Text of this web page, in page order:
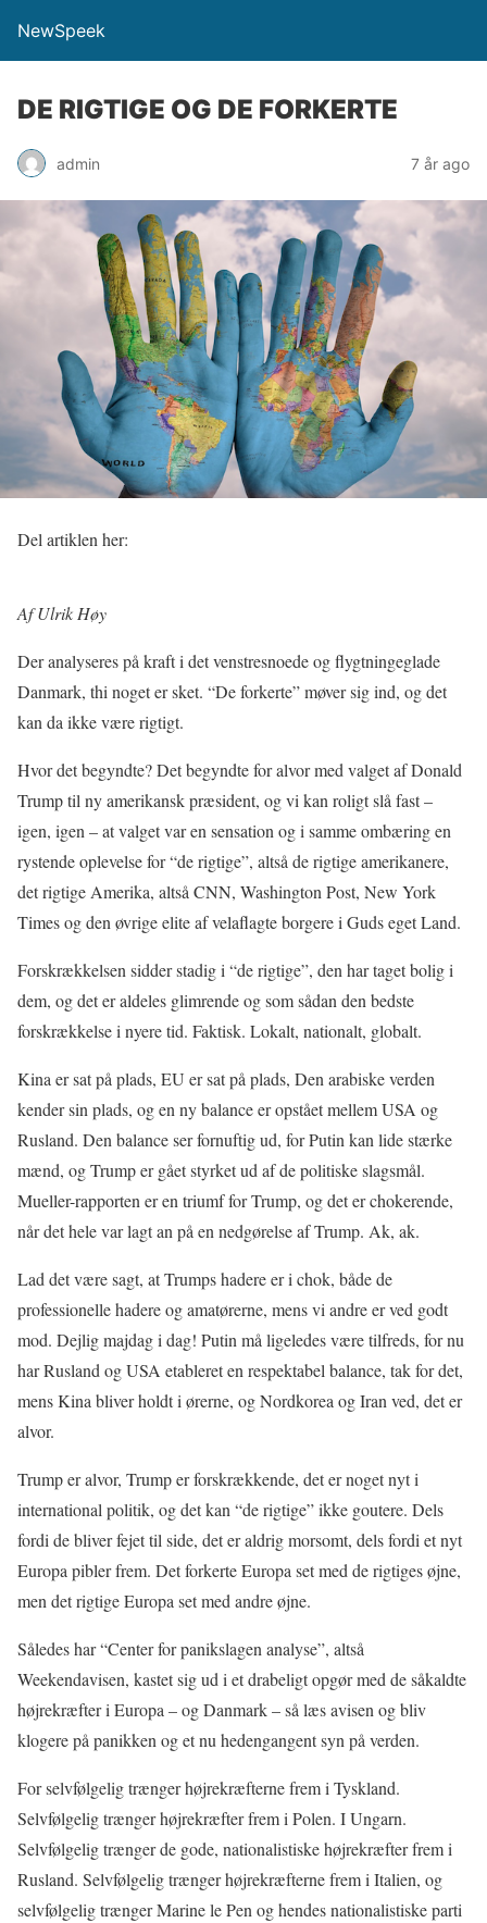
NewSpeek
DE RIGTIGE OG DE FORKERTE
admin 7 år ago
Del artiklen her:
Af Ulrik Høy
Der analyseres på kraft i det venstresnoede og flygtningeglade
Danmark, thi noget er sket. “De forkerte” møver sig ind, og det
kan da ikke være rigtigt.
Hvor det begyndte? Det begyndte for alvor med valget af Donald
Trump til ny amerikansk præsident, og vi kan roligt slå fast –
igen, igen – at valget var en sensation og i samme ombæring en
rystende oplevelse for “de rigtige”, altså de rigtige amerikanere,
det rigtige Amerika, altså CNN, Washington Post, New York
Times og den øvrige elite af velaflagte borgere i Guds eget Land.
Forskrækkelsen sidder stadig i “de rigtige”, den har taget bolig i
dem, og det er aldeles glimrende og som sådan den bedste
forskrækkelse i nyere tid. Faktisk. Lokalt, nationalt, globalt.
Kina er sat på plads, EU er sat på plads, Den arabiske verden
kender sin plads, og en ny balance er opstået mellem USA og
Rusland. Den balance ser fornuftig ud, for Putin kan lide stærke
mænd, og Trump er gået styrket ud af de politiske slagsmål.
Mueller-rapporten er en triumf for Trump, og det er chokerende,
når det hele var lagt an på en nedgørelse af Trump. Ak, ak.
Lad det være sagt, at Trumps hadere er i chok, både de
professionelle hadere og amatørerne, mens vi andre er ved godt
mod. Dejlig majdag i dag! Putin må ligeledes være tilfreds, for nu
har Rusland og USA etableret en respektabel balance, tak for det,
mens Kina bliver holdt i ørerne, og Nordkorea og Iran ved, det er
alvor.
Trump er alvor, Trump er forskrækkende, det er noget nyt i
international politik, og det kan “de rigtige” ikke goutere. Dels
fordi de bliver fejet til side, det er aldrig morsomt, dels fordi et nyt
Europa pibler frem. Det forkerte Europa set med de rigtiges øjne,
men det rigtige Europa set med andre øjne.
Således har “Center for panikslagen analyse”, altså
Weekendavisen, kastet sig ud i et drabeligt opgør med de såkaldte
højrekræfter i Europa – og Danmark – så læs avisen og bliv
klogere på panikken og et nu hedengangent syn på verden.
For selvfølgelig trænger højrekræfterne frem i Tyskland.
Selvfølgelig trænger højrekræfter frem i Polen. I Ungarn.
Selvfølgelig trænger de gode, nationalistiske højrekræfter frem i
Rusland. Selvfølgelig trænger højrekræfterne frem i Italien, og
selvfølgelig trænger Marine le Pen og hendes nationalistiske parti